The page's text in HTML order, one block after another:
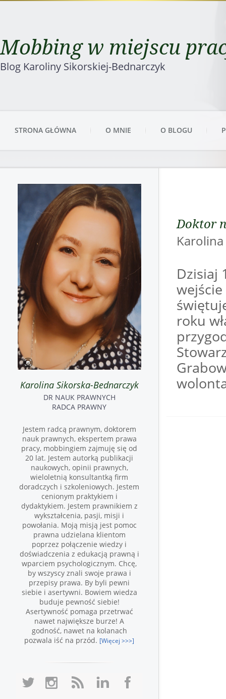
Mobbing w miejscu
Blog Karoliny Sikorskiej-Bednarczyk
STRONA GŁÓWNA O MNIE O BLOGU
Doktor
Dzisiaj
roku
Karolina Sikorska-Bednarczyk
DR NAUK PRAWNYCH
RADCA PRAWNY
Jestem radcą prawnym, doktorem
nauk prawnych, ekspertem prawa
pracy, mobbingiem zajmuję się od
20 lat. Jestem autorką publikacji
naukowych, opinii prawnych,
wieloletnią konsultantką firm
doradczych i szkoleniowych. Jestem
cenionym praktykiem i
dydaktykiem. Jestem prawnikiem z
wykształcenia, pasji, misji i
powołania. Moją misją jest pomoc
prawna udzielana klientom
poprzez połączenie wiedzy i
doświadczenia z edukacją prawną i
wparciem psychologicznym. Chcę,
by wszyscy znali swoje prawa i
przepisy prawa. By byli pewni
siebie i asertywni. Bowiem wiedza
buduje pewność siebie!
Asertywność pomaga przetrwać
nawet największe burze! A
godność, nawet na kolanach
pozwala iść na przód. [Więcej >>>]